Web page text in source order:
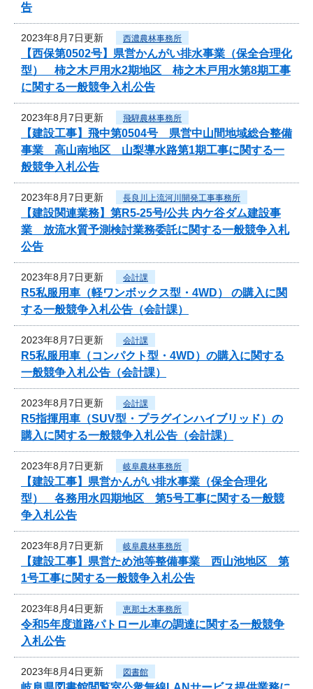
告
2023年8月7日更新 西濃農林事務所
【西保第0502号】県営かんがい排水事業（保全合理化
型） 柿之木戸用水2期地区 柿之木戸用水第8期工事
に関する一般競争入札公告
2023年8月7日更新 飛騨農林事務所
【建設工事】飛中第0504号 県営中山間地域総合整備
事業 高山南地区 山梨導水路第1期工事に関する一
般競争入札公告
2023年8月7日更新 長良川上流河川開発工事事務所
【建設関連業務】第R5-25号/公共 内ケ谷ダム建設事
業 放流水質予測検討業務委託に関する一般競争入札
公告
2023年8月7日更新 会計課
R5私服用車（軽ワンボックス型・4WD） の購入に関
する一般競争入札公告（会計課）
2023年8月7日更新 会計課
R5私服用車（コンパクト型・4WD）の購入に関する
一般競争入札公告（会計課）
2023年8月7日更新 会計課
R5指揮用車（SUV型・プラグインハイブリッド）の
購入に関する一般競争入札公告（会計課）
2023年8月7日更新 岐阜農林事務所
【建設工事】県営かんがい排水事業（保全合理化
型） 各務用水四期地区 第5号工事に関する一般競
争入札公告
2023年8月7日更新 岐阜農林事務所
【建設工事】県営ため池等整備事業 西山池地区 第
1号工事に関する一般競争入札公告
2023年8月4日更新 恵那土木事務所
令和5年度道路パトロール車の調達に関する一般競争
入札公告
2023年8月4日更新 図書館